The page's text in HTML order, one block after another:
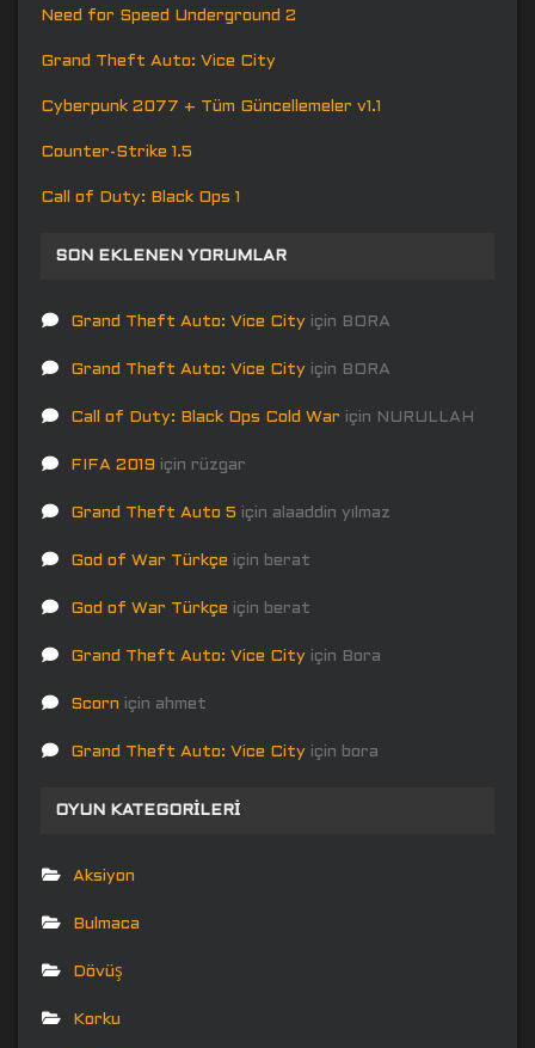
Need for Speed Underground 2
Grand Theft Auto: Vice City
Cyberpunk 2077 + Tüm Güncellemeler v1.1
Counter-Strike 1.5
Call of Duty: Black Ops 1
SON EKLENEN YORUMLAR
Grand Theft Auto: Vice City için BORA
Grand Theft Auto: Vice City için BORA
Call of Duty: Black Ops Cold War için NURULLAH
FIFA 2019 için rüzgar
Grand Theft Auto 5 için alaaddin yılmaz
God of War Türkçe için berat
God of War Türkçe için berat
Grand Theft Auto: Vice City için Bora
Scorn için ahmet
Grand Theft Auto: Vice City için bora
OYUN KATEGORILERI
Aksiyon
Bulmaca
Dövüş
Korku